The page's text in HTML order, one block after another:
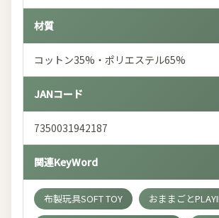
材質
コットン35%・ポリエステル65%
JANコード
7350031942187
関連KeyWord
布製玩具SOFT TOY
おままごと